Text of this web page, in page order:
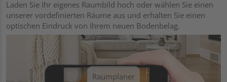
Laden Sie Ihr eigenes Raumbild hoch oder wählen Sie einen
unserer vordefinierten Räume aus und erhalten Sie einen
optischen Eindruck von Ihrem neuen Bodenbelag.
Raumplaner